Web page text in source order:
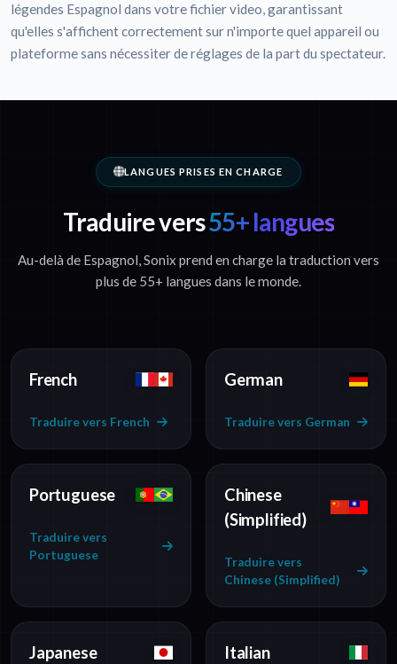
légendes Espagnol dans votre fichier video, garantissant
qu'elles s'affichent correctement sur n'importe quel appareil ou
plateforme sans nécessiter de réglages de la part du spectateur.
LANGUES PRISES EN CHARGE
Traduire vers55+ langues
Au-delà de Espagnol, Sonix prend en charge la traduction vers
plus de 55+ langues dans le monde.
French
Traduire vers French
German
Traduire vers German
Portuguese
Traduire vers
Portuguese
Chinese
(Simplified)
Traduire vers
Chinese (Simplified)
Japanese Italian